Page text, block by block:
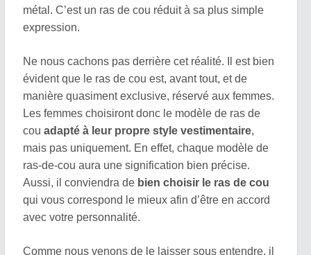
métal. C’est un ras de cou réduit à sa plus simple
expression.
Ne nous cachons pas derrière cet réalité. Il est bien
évident que le ras de cou est, avant tout, et de
manière quasiment exclusive, réservé aux femmes.
Les femmes choisiront donc le modèle de ras de
couadapté à leur propre style vestimentaire,
mais pas uniquement. En effet, chaque modèle de
ras-de-cou aura une signification bien précise.
Aussi, il conviendra de bien choisir le ras de cou
qui vous correspond le mieux afin d’être en accord
avec votre personnalité.
Comme nous venons de le laisser sous entendre, il